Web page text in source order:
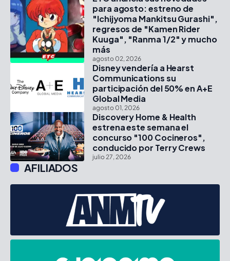
para agosto: estreno de
"Ichijyoma Mankitsu Gurashi",
regresos de "Kamen Rider
Kuuga", "Ranma 1/2" y mucho
más
agosto 02, 2026
Disney vendería a Hearst
Communications su
participación del 50% en A+E
Global Media
agosto 01, 2026
Discovery Home & Health
estrena este semana el
concurso "100 Cocineros",
conducido por Terry Crews
julio 27, 2026
AFILIADOS